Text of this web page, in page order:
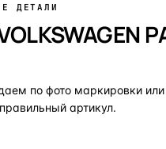
ДЕТАЛИ
по фото маркировки
артикул.